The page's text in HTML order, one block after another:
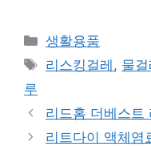
카
테
고
생활용품
태
리스킹걸레 , 물걸
루
리드홈 더베스트
리트다이 액체